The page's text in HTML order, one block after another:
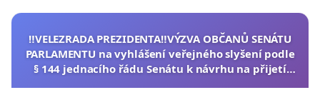
‼️VELEZRADA PREZIDENTA‼️VÝZVA OBČANŮ SENÁTU
PARLAMENTU na vyhlášení veřejného slyšení podle
§ 144 jednacího řádu Senátu k návrhu na přijetí